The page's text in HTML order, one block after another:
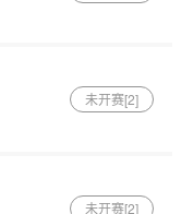
未开赛[2]
未开赛[2]